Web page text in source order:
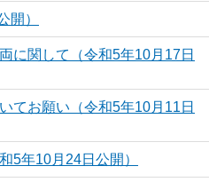
開）
に関して（令和5年10月17日
てお願い（令和5年10月11日
5年10月24日公開）